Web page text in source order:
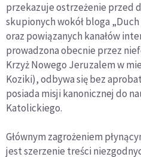
przekazuje ostrzeżenie przed
skupionych wokół bloga
oraz powiązanych kanałów
prowadzona obecnie przez
Krzyż Nowego Jeruzalem w
Koziki), odbywa się bez
posiada misji kanonicznej do
Katolickiego.
Głównym zagrożeniem
jest szerzenie treści